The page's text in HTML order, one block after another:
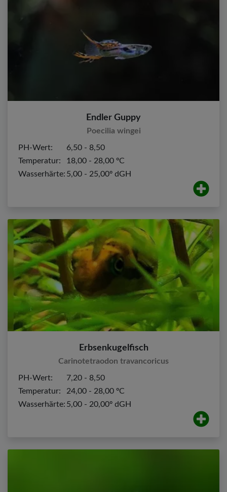
Endler Guppy
Poecilia wingei
PH-Wert:
6,50 - 8,50
Temperatur:
18,00 - 28,00 ºC
Wasserhärte: 5,00 - 25,00º dGH
Erbsenkugelfisch
Carinotetraodon travancoricus
PH-Wert:
7,20 - 8,50
Temperatur:
24,00 - 28,00 ºC
Wasserhärte: 5,00 - 20,00º dGH